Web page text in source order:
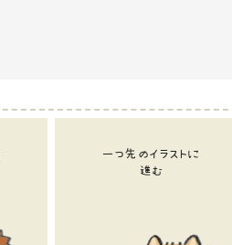
一つ先のイラストに
進む